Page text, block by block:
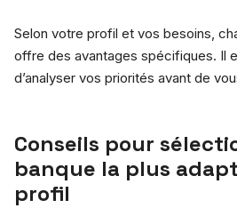
Selon votre profil et vos besoins,
offre des avantages spécifiques. Il
d’analyser vos priorités avant de
Conseils pour
banque la plus
profil